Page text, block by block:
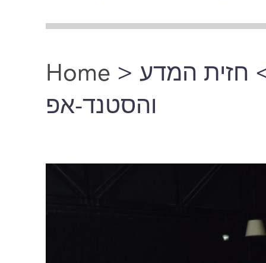
You are here
Home >חזית המדע
והסטנד-אפ